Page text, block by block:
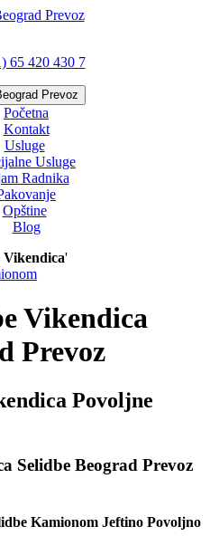
65 420 430 7
Početna
Kontakt
Usluge
Usluge
Radnika
Opštine
Blog
Vikendica'
Vikendica
Prevoz
Povoljne
Selidbe Beograd Prevoz
Kamionom Jeftino Povoljno